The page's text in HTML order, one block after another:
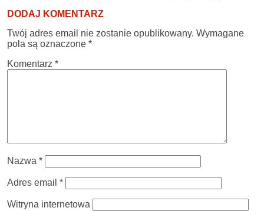
DODAJ KOMENTARZ
Twój adres email nie zostanie opublikowany. Wymagane
pola są oznaczone *
Komentarz *
Nazwa *
Adres email *
Witryna internetowa